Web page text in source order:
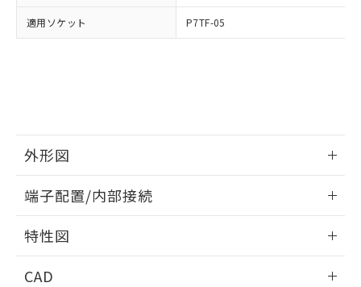
適用ソケット P7TF-05
外形図
外形図
端子配置/内部接続
端子配置/内部接続
特性図
CAD
登録された部品リストについて、当社
の共同利用に関して"
の「1.共同利
※3 非含有証明書ダウンロード
るもので、過去に遡って非含有を証明する
ものではありません。
また、RoHS指令のフタル酸エステル類４
物質の対応では、対応完了までの期間は出
荷製品に未対応品が混在することから備考
欄に対応日を記載しておりました。